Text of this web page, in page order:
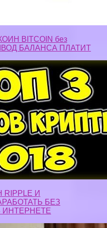
BITCOIN без
БАЛАНСА ПЛАТИТ
И
БЕЗ